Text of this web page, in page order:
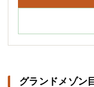
グランドメゾン